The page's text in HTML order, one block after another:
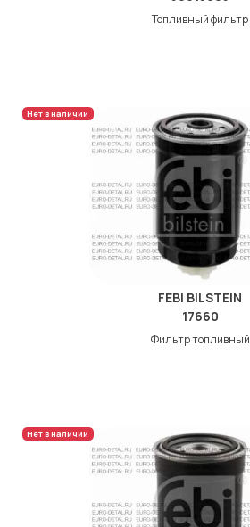
Топливный фильтр
Нет в наличии
FEBI BILSTEIN
17660
Фильтр топливный
Нет в наличии